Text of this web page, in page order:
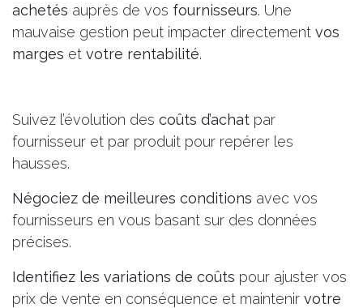
achetés auprès de vos fournisseurs. Une
mauvaise gestion peut impacter directement vos
marges et votre rentabilité.
Suivez l’évolution des coûts d’achat par
fournisseur et par produit pour repérer les
hausses.
Négociez de meilleures conditions avec vos
fournisseurs en vous basant sur des données
précises.
Identifiez les variations de coûts pour ajuster vos
prix de vente en conséquence et maintenir votre